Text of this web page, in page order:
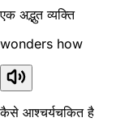
एक अद्भुत व्यक्ति
wonders how
कैसे आश्चर्यचकित है